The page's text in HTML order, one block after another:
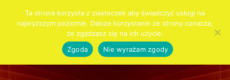
KIM PRO AUDIO
DOMU
AKUSTYKA
WNĘTRZ
SYSTEMY
ALARMOWE
SPRZĘT
KONTAKT
CENNIK
BlogSzukaj:
Ta strona korzysta z ciasteczek aby świadczyć usługi na
najwyższym poziomie. Dalsze korzystanie ze strony oznacza,
że zgadzasz się na ich użycie.
Zgoda
Nie wyrażam zgody